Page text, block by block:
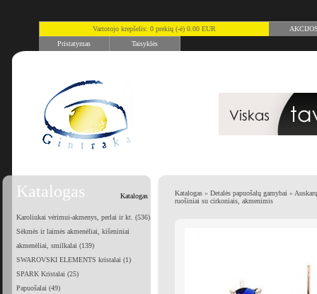
Vartotojo krepšelis: 0 prekių (-ė) 0.00 EUR
Pristatymas
Taisyklės
Katalogas Katalogas
Karoliukai vėrimui-akmenys, perlai ir kt. (536)
Sėkmės ir laimės akmenėliai, kišeniniai
akmenėliai, smilkalai (139)
SWAROVSKI ELEMENTS kristalai (1)
SPARK Kristalai (25)
Papuošalai (49)
Katalogas » Detalės papuošalų gamybai »
ruošiniai su cirkoniais, akmenimis